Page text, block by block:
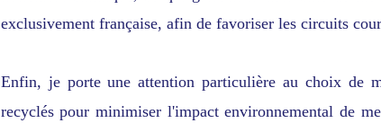
exclusivement française, afin de favoriser les circuits
Enfin, je porte une attention particulière au choix de
recyclés pour minimiser l'impact environnemental de